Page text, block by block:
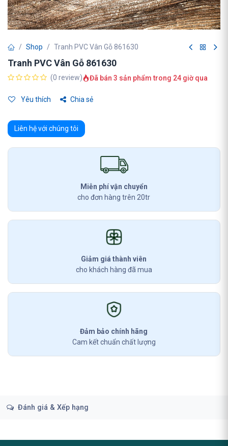
Shop Tranh PVC Vân Gỗ 861630
Tranh PVC Vân Gỗ 861630
(0 review) Đã bán 3 sản phẩm trong 24 giờ qua
Yêu thích Chia sẻ
Liên hệ với chúng tôi
Miễn phí vận chuyển
cho đơn hàng trên 20tr
Giảm giá thành viên
cho khách hàng đã mua
Đảm bảo chính hãng
Cam kết chuẩn chất lượng
Đánh giá & Xếp hạng